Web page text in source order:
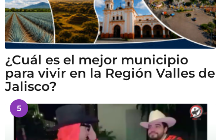
¿Cuál es el mejor municipio
para vivir en la Región Valles de
Jalisco?
5